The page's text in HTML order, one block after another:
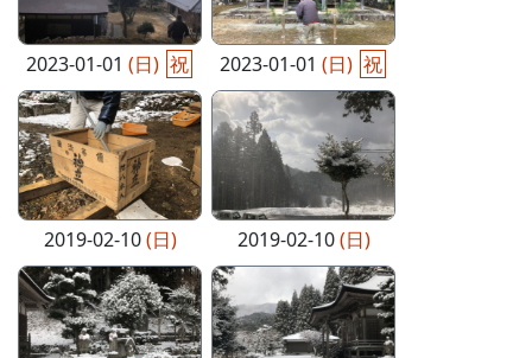
2023-01-01 (日) 祝 2023-01-01 (日) 祝
2019-02-10(日) 2019-02-10(日)